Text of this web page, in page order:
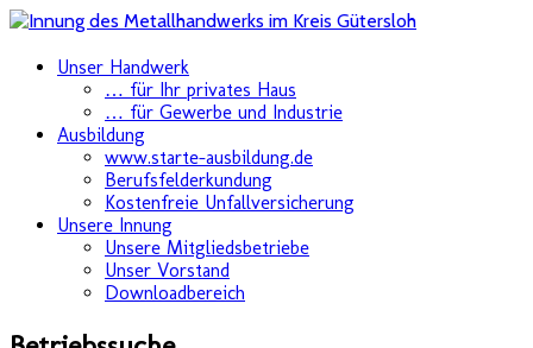
Skip
Unser Handwerk
… für Ihr privates Haus
… für Gewerbe und Industrie
Ausbildung
www.starte-ausbildung.de
Berufsfelderkundung
Kostenfreie Unfallversicherung
Unsere Innung
Unsere Mitgliedsbetriebe
Unser Vorstand
Downloadbereich